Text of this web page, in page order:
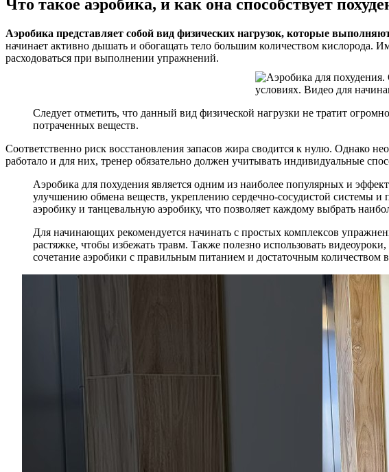
Что такое аэробика, и как она способствует
Аэробика представляет собой вид физических нагрузок, которые
начинает активно дышать и обогащать тело большим количеством кислорода.
расходоваться при выполнении упражнений.
Следует отметить, что данный вид физической нагрузки не тратит
потраченных веществ.
Соответственно риск восстановления запасов жира сводится к нулю. Однако
работало и для них, тренер обязательно должен учитывать индивидуальные
Аэробика для похудения является одним из наиболее популярных и
улучшению обмена веществ, укреплению сердечно-сосудистой системы
аэробику и танцевальную аэробику, что позволяет каждому выбрать
Для начинающих рекомендуется начинать с простых комплексов
растяжке, чтобы избежать травм. Также полезно использовать
сочетание аэробики с правильным питанием и достаточным количеством